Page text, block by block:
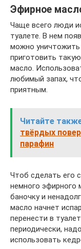
Эфирное
Чаще всего люди
туалете. В нем
можно
приготовить
масло.
любимый запах,
приятным.
Читайте
твёрдых
парафин
Чтоб сделать его
немного эфирного
баночку и
масло начнет
перенести в
периодически,
использовать